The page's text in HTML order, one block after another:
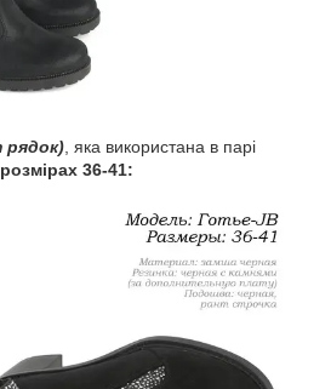
рядок) , яка використана в парі
36-41: